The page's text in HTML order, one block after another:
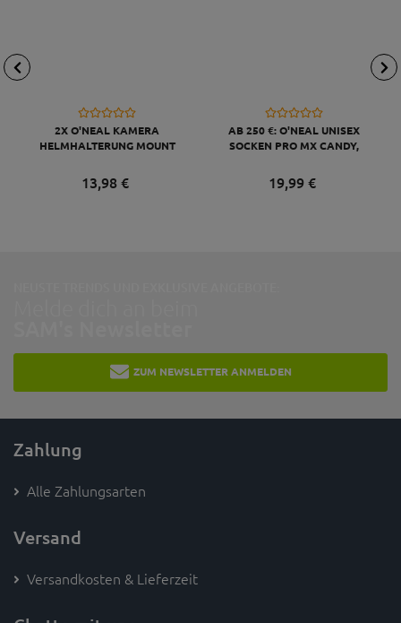
2X O'NEAL KAMERA
HELMHALTERUNG MOUNT
SCHWARZ
13,98 €
AB 250 €: O'NEAL UNISEX
SOCKEN PRO MX CANDY,
19,99 €
ZUM NEWSLETTER ANMELDEN
Zahlung
Alle Zahlungsarten
Versand
Versandkosten & Lieferzeit